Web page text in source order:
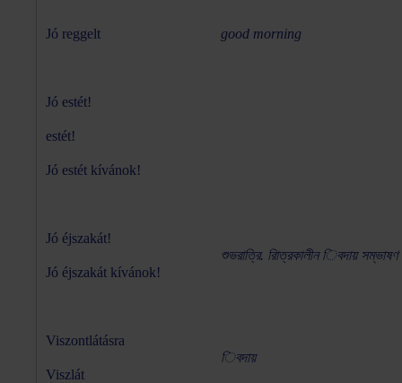
Jó reggelt good morning
Jó estét!
estét!
Jó estét kívánok!
Jó éjszakát!
শুভরাত্রি. রািত্রকালীন িবদায় সম্ভাষণ
Jó éjszakát kívánok!
Viszontlátásra
িবদায়
Viszlát